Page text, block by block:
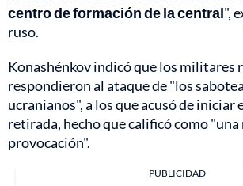
centro de formación de la central",
ruso.
Konashénkov indicó que los militares
respondieron al ataque de "los
ucranianos", a los que acusó de iniciar
retirada, hecho que calificó como
provocación".
PUBLICIDAD